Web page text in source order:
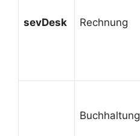
sevDesk Rechnung
Buchhaltung